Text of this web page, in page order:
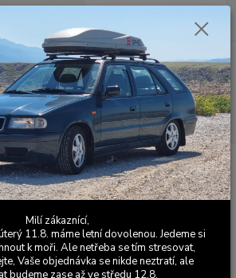
Menu
Hledat
0,00 Kč
Srazová samolepka / Přelepka / Přelep na
- Lev - modrá - 2 ks pro auto, 1 ks pro moto
/ Přelepka /
/ RZ / registrační
- modrá - 2 ks pro
Milí zákaznící,
11.8. máme letní dovolenou. Jedeme si
k moři. Ale netřeba se tím stresovat,
Vaše objednávka se nikde neztratí, ale
budeme zase až ve středu 12.8.